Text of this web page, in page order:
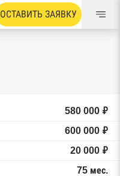
ОСТАВИТЬ ЗАЯВКУ
580 000 ₽
600 000 ₽
20 000 ₽
75 мес.